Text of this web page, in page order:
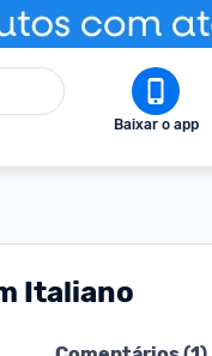
Baixar o app
Italiano